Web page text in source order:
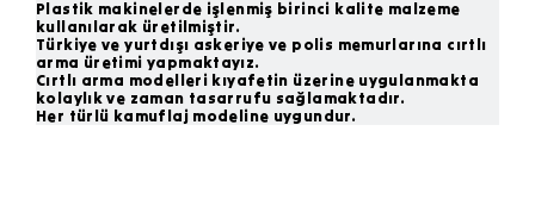
Plastik makinelerde işlenmiş birinci kalite malzeme
kullanılarak üretilmiştir.
Türkiye ve yurtdışı askeriye ve polis memurlarına cırtlı
arma üretimi yapmaktayız.
Cırtlı arma modelleri kıyafetin üzerine uygulanmakta
kolaylık ve zaman tasarrufu sağlamaktadır.
Her türlü kamuflaj modeline uygundur.